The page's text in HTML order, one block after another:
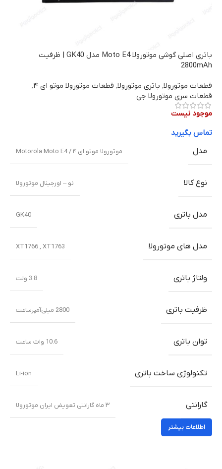
باتری اصلی گوشی موتورولا Moto E4 مدل GK40 | ظرفیت
2800mAh
قطعات موتورولا, باتری موتورولا, قطعات موتورولا موتو ای ۴
,
قطعات سری موتورولا جی
موجود نیست
تماس بگیرید
مدل
موتورولا موتو ای ۴ / Motorola Moto E4
نوع کالا نو – اورجینال موتورولا
مدل باتری GK40
مدل های موتورولا XT1766 , XT1763
ولتاژ باتری 3.8 ولت
ظرفیت باتری 2800 میلی‌‌‌آمپرساعت
توان باتری 10.6 وات ساعت
تکنولوژی ساخت باتری Li-ion
گارانتی ۳ ماه گارانتی تعویض ایران موتورولا
اطلاعات بیشتر